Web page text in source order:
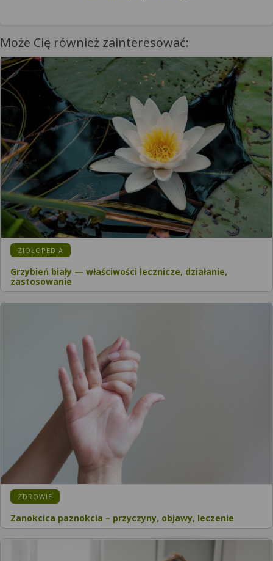
Może Cię również zainteresować:
KATEGORIA:
ZIOŁOPEDIA
Grzybień biały — właściwości lecznicze, działanie,
zastosowanie
KATEGORIA:
ZDROWIE
Zanokcica paznokcia – przyczyny, objawy, leczenie